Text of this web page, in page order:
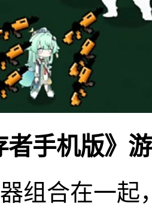
者手机版》
组合在一